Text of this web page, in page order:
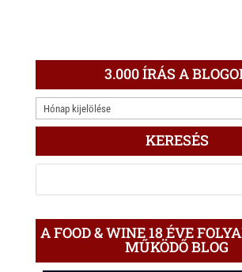
3.000 ÍRÁS A
3.000
ÍRÁS
KERESÉS
A FOOD & WINE 18 ÉVE
MŰKÖDŐ BLOG